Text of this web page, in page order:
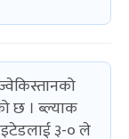
छ । ब्ल्याक
३-० ले